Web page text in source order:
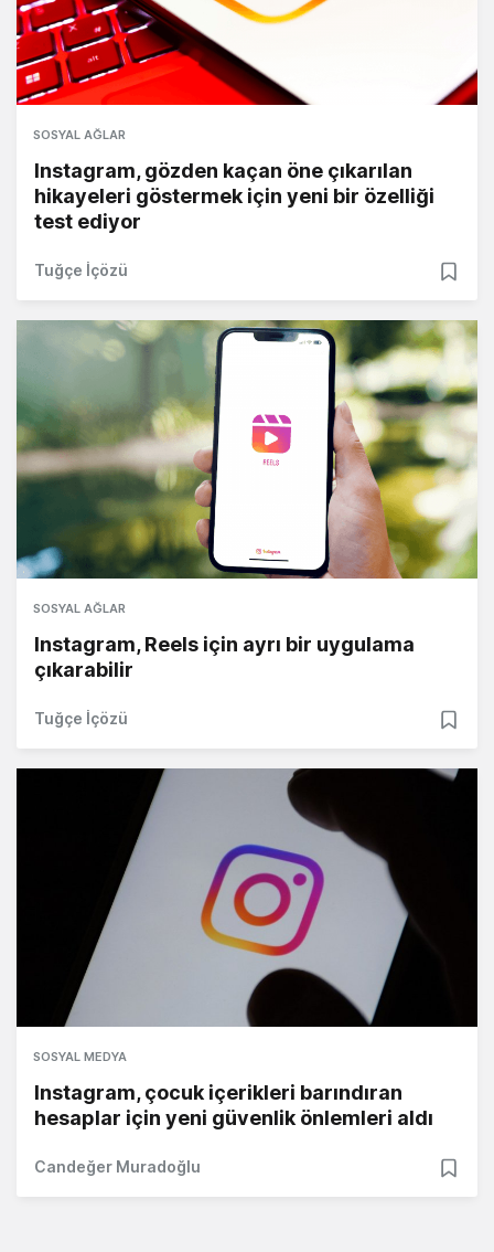
SOSYAL AĞLAR
Instagram, gözden kaçan öne çıkarılan
hikayeleri göstermek için yeni bir özelliği
test ediyor
Tuğçe İçözü
SOSYAL AĞLAR
Instagram, Reels için ayrı bir uygulama
çıkarabilir
Tuğçe İçözü
SOSYAL MEDYA
Instagram, çocuk içerikleri barındıran
hesaplar için yeni güvenlik önlemleri aldı
Candeğer Muradoğlu